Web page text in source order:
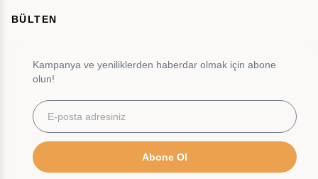
BÜLTEN
Kampanya ve yeniliklerden haberdar olmak için abone
olun!
Abone Ol